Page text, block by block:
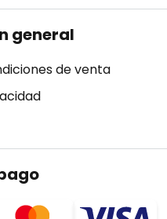
general
de venta